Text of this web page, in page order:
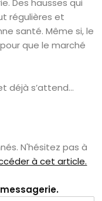
Des hausses qui
régulières et
santé. Même si, le
que le marché
déjà s’attend...
N'hésitez pas à
à cet article.